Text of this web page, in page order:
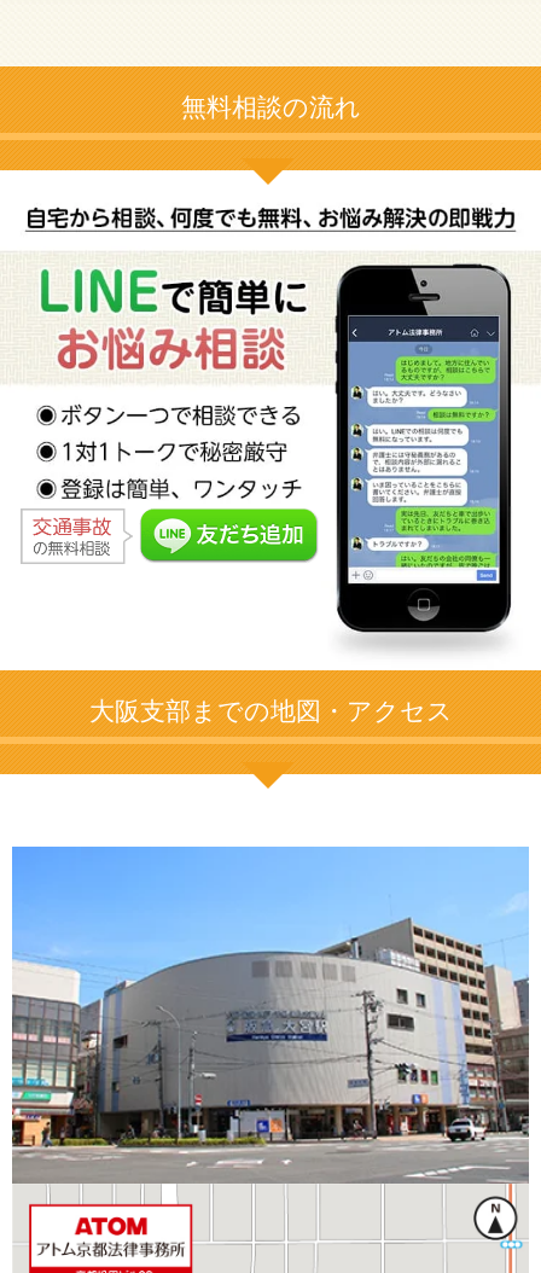
無料相談の流れ
大阪支部までの地図・アクセス